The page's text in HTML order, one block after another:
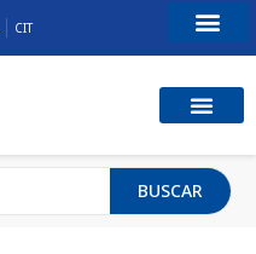
CIT
BUSCAR